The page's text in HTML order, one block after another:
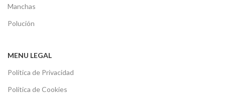
Manchas
Polución
MENU LEGAL
Política de Privacidad
Política de Cookies